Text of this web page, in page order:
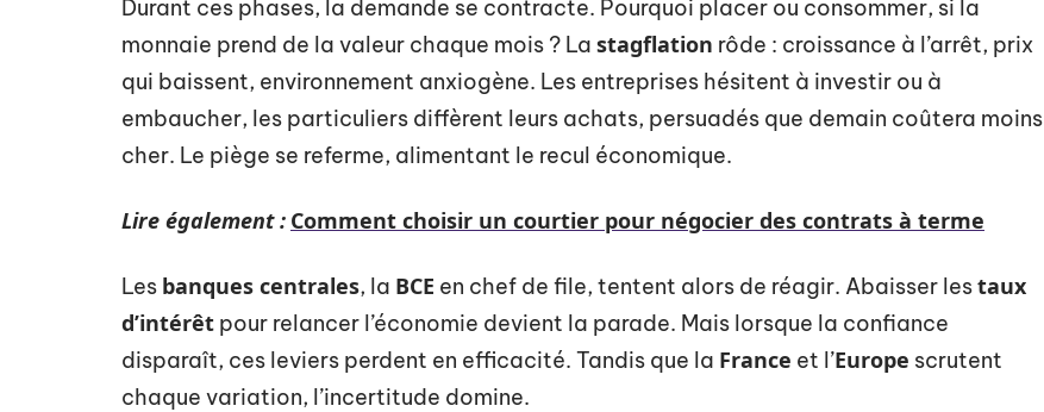
Durant ces phases, la demande se contracte. Pourquoi placer ou consommer, si la
monnaie prend de la valeur chaque mois ? La stagflation rôde : croissance à l’arrêt, prix
qui baissent, environnement anxiogène. Les entreprises hésitent à investir ou à
embaucher, les particuliers diffèrent leurs achats, persuadés que demain coûtera moins
cher. Le piège se referme, alimentant le recul économique.
Lire également : Comment choisir un courtier pour négocier des contrats à terme
Les banques centrales, la BCE en chef de file, tentent alors de réagir. Abaisser lestaux
d’intérêt pour relancer l’économie devient la parade. Mais lorsque la confiance
disparaît, ces leviers perdent en efficacité. Tandis que la France et l’Europe scrutent
chaque variation, l’incertitude domine.